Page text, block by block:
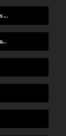
Remi Gaillard mogelt sich (mal wieder) aufs Volleyball-Mannschaftsfoto
Xavi, Van Persie & Co. gegen die Predator Todeszonen